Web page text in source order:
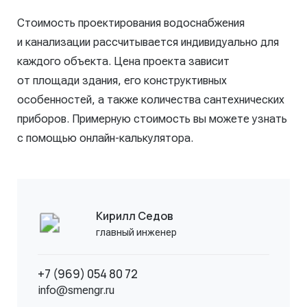
Стоимость проектирования водоснабжения
и канализации рассчитывается индивидуально для
каждого объекта. Цена проекта зависит
от площади здания, его конструктивных
особенностей, а также количества сантехнических
приборов. Примерную стоимость вы можете узнать
с помощью онлайн-калькулятора.
Кирилл Седов
главный инженер
+7 (969) 054 80 72
info@smengr.ru